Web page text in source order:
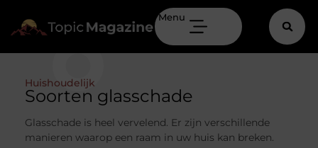
Menu
Huishoudelijk
Soorten glasschade
Glasschade is heel vervelend. Er zijn verschillende
manieren waarop een raam in uw huis kan breken.